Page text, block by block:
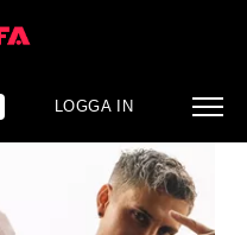
LOGGA IN